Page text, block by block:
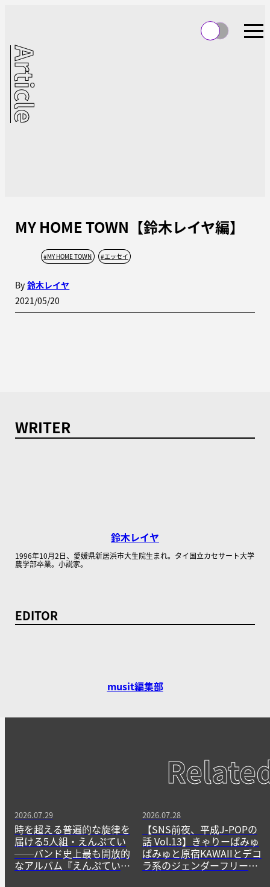
Article
MY HOME TOWN【鈴木レイヤ編】
#MY HOME TOWN #エッセイ
By 鈴木レイヤ
2021/05/20
WRITER
鈴木レイヤ
1996年10月2日、愛媛県新居浜市大生院生まれ。タイ国立カセサート大学
農学部卒業。小説家。
EDITOR
musit編集部
2026.07.29
時を超える普遍的な旋律を
届ける5人組・えんぷてい
──バンド史上最も開放的
なアルバム『えんぷてい』
2026.07.28
【SNS前夜、平成J-POPの
話 Vol.13】きゃりーぱみゅ
ぱみゅと原宿KAWAIIとデコ
ラ系のジェンダーフリーな